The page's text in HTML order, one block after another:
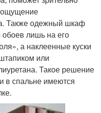
ощущение
Также одежный шкаф
обоев лишь на его
а наклеенные куски
или
Такое решение
в спальне имеются